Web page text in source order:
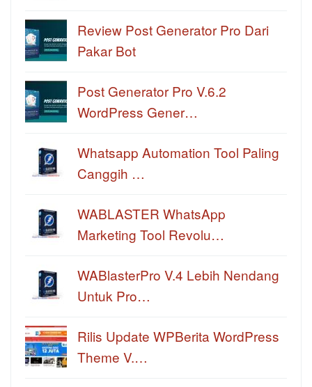
Review Post Generator Pro Dari
Pakar Bot
Post Generator Pro V.6.2
WordPress Gener…
Whatsapp Automation Tool Paling
Canggih …
WABLASTER WhatsApp
Marketing Tool Revolu…
WABlasterPro V.4 Lebih Nendang
Untuk Pro…
Rilis Update WPBerita WordPress
Theme V.…